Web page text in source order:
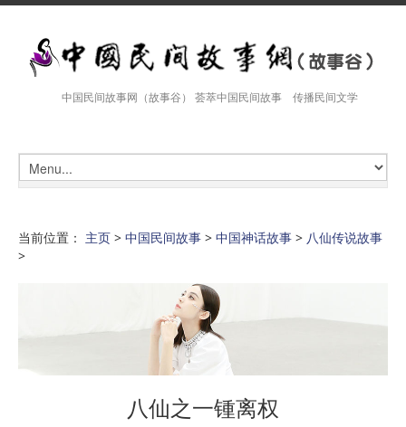
中国民间故事网（故事谷） 荟萃中国民间故事 传播民间文学
当前位置： 主页 > 中国民间故事 > 中国神话故事 > 八仙传说故事
>
八仙之一锺离权